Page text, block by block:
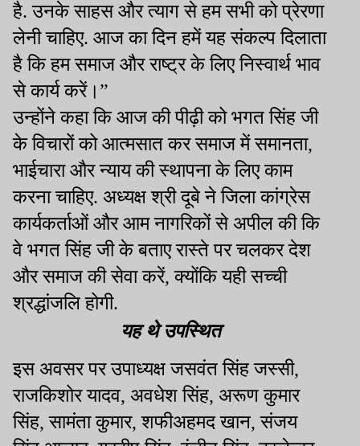
है. उनके साहस और त्याग से हम सभी को प्रेरणा
लेनी चाहिए. आज का दिन हमें यह संकल्प दिलाता
है कि हम समाज और राष्ट्र के लिए निस्वार्थ भाव
से कार्य करें।”
उन्होंने कहा कि आज की पीढ़ी को भगत सिंह जी
के विचारों को आत्मसात कर समाज में समानता,
भाईचारा और न्याय की स्थापना के लिए काम
करना चाहिए. अध्यक्ष श्री दूबे ने जिला कांग्रेस
कार्यकर्ताओं और आम नागरिकों से अपील की कि
वे भगत सिंह जी के बताए रास्ते पर चलकर देश
और समाज की सेवा करें,क्योंकि यही सच्ची
श्रद्धांजलि होगी.
यह थे उपस्थित
इस अवसर पर उपाध्यक्ष जसवंत सिंह जस्सी,
राजकिशोर यादव, अवधेश सिंह, अरूण कुमार
सिंह,सामंता कुमार,शफीअहमद खान,संजय